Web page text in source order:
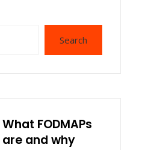
Search
What FODMAPs
are and why